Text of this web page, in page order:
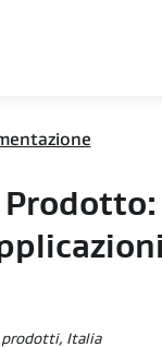
prodotti, Italia